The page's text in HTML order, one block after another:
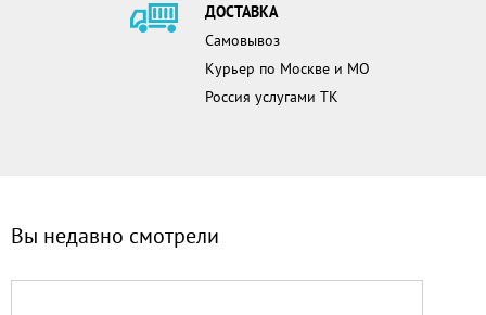
ДОСТАВКА
Самовывоз
Курьер по Москве и МО
Россия услугами ТК
Вы недавно смотрели